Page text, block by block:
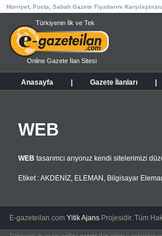
Hürriyet, Posta, Sabah Gazete Fiyatlarını
Türkiyenin İlk ve Tek
Online Gazete İlan Sitesi
Anasayfa Gazete İlanları
WEB
WEB tasarımcı arıyoruz kendi sitelerimizi
Etiket :AKDENİZ, ELEMAN , Bilgisayar
E-gazeteilan.comYitik Ajans Projesidir.Tüm